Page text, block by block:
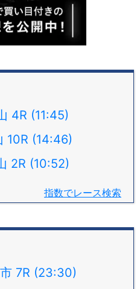
4R (11:45)
10R (14:46)
2R (10:52)
指数でレース検索
7R (23:30)